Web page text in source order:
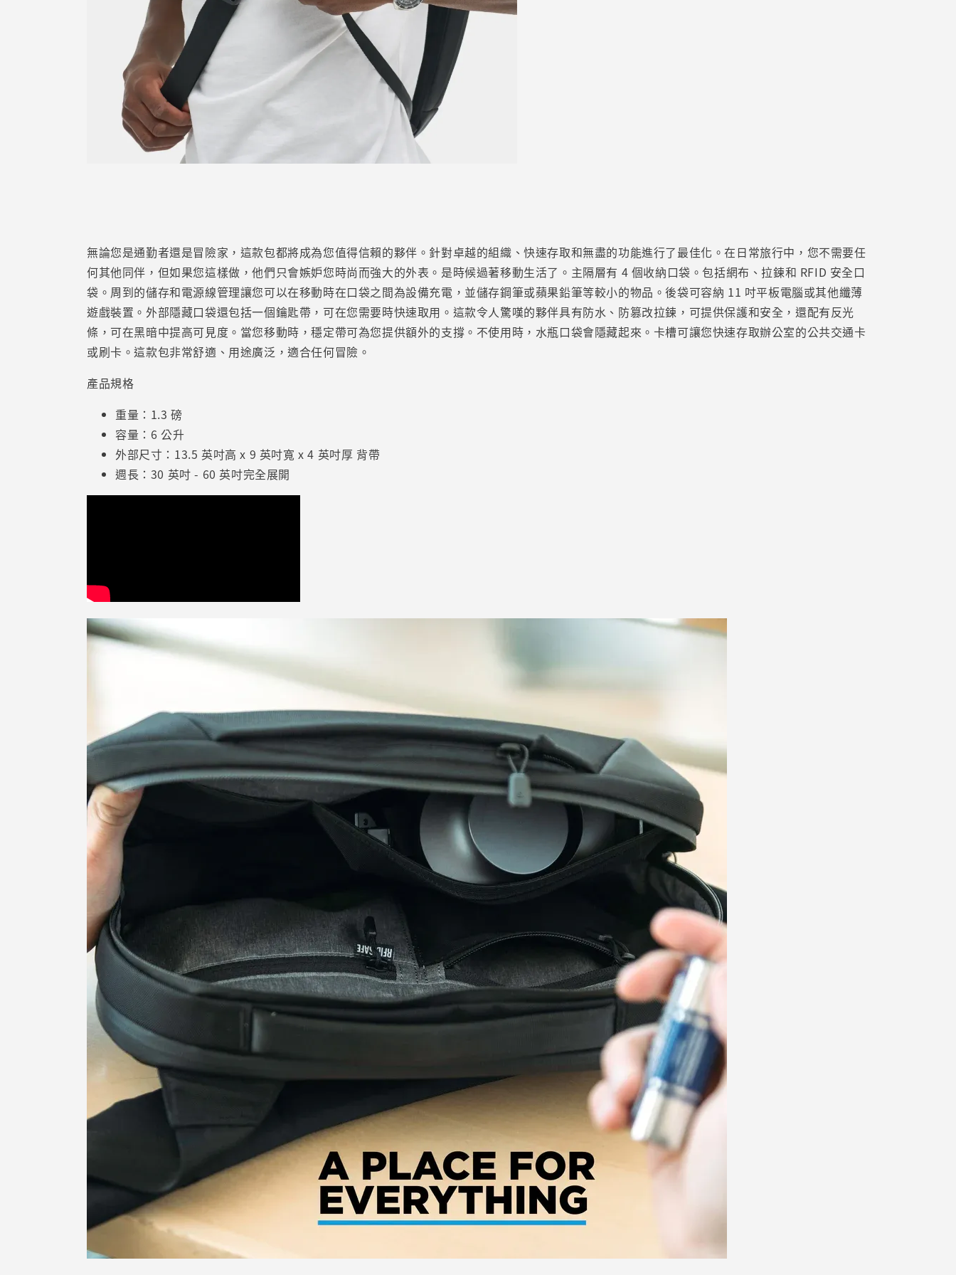
無論您是通勤者還是冒險家，這款包都將成為您值得信賴的夥伴。針對卓越的組織、快速存取和無盡的功能進行了最佳化。在日常旅行中，您不需要任
何其他同伴，但如果您這樣做，他們只會嫉妒您時尚而強大的外表。是時候過著移動生活了。主隔層有 4 個收納口袋。包括網布、拉鍊和 RFID 安全口
袋。周到的儲存和電源線管理讓您可以在移動時在口袋之間為設備充電，並儲存鋼筆或蘋果鉛筆等較小的物品。後袋可容納 11 吋平板電腦或其他纖薄
遊戲裝置。外部隱藏口袋還包括一個鑰匙帶，可在您需要時快速取用。這款令人驚嘆的夥伴具有防水、防篡改拉鍊，可提供保護和安全，還配有反光
條，可在黑暗中提高可見度。當您移動時，穩定帶可為您提供額外的支撐。不使用時，水瓶口袋會隱藏起來。卡槽可讓您快速存取辦公室的公共交通卡
或刷卡。這款包非常舒適、用途廣泛，適合任何冒險。
產品規格
重量：1.3 磅
容量：6 公升
外部尺寸：13.5 英吋高 x 9 英吋寬 x 4 英吋厚 背帶
週長：30 英吋 - 60 英吋完全展開